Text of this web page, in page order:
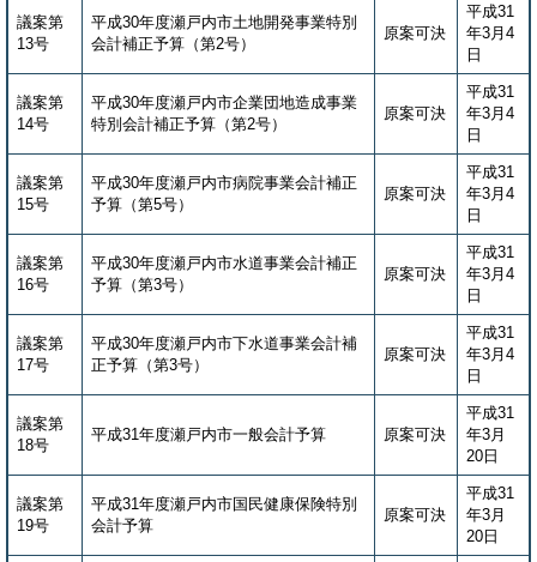
議案第
13号
平成30年度瀬戸内市土地開発事業特別
会計補正予算（第2号）
原案可決
平成31
年3月4
日
議案第
14号
平成30年度瀬戸内市企業団地造成事業
特別会計補正予算（第2号）
原案可決
平成31
年3月4
日
議案第
15号
平成30年度瀬戸内市病院事業会計補正
予算（第5号）
原案可決
平成31
年3月4
日
議案第
16号
平成30年度瀬戸内市水道事業会計補正
予算（第3号）
原案可決
平成31
年3月4
日
議案第
17号
平成30年度瀬戸内市下水道事業会計補
正予算（第3号）
原案可決
平成31
年3月4
日
議案第
18号
平成31年度瀬戸内市一般会計予算 原案可決
平成31
年3月
20日
議案第
19号
平成31年度瀬戸内市国民健康保険特別
会計予算
原案可決
平成31
年3月
20日